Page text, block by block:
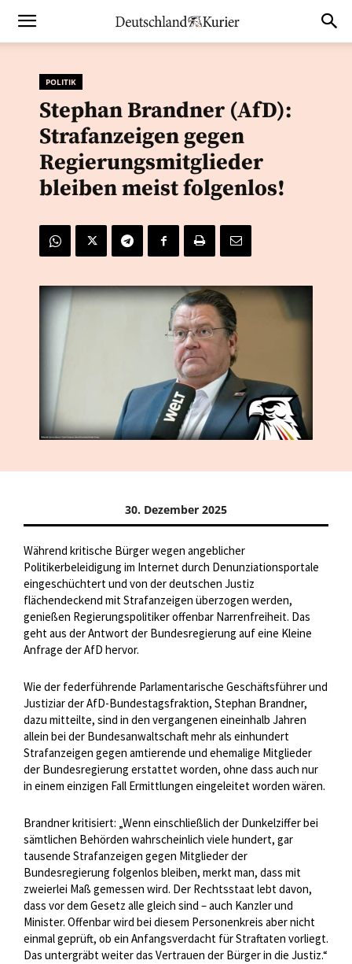
POLITIK
Stephan Brandner (AfD):
Strafanzeigen gegen
Regierungsmitglieder
bleiben meist folgenlos!
30. Dezember 2025
Während kritische Bürger wegen angeblicher
Politikerbeleidigung im Internet durch Denunziationsportale
eingeschüchtert und von der deutschen Justiz
flächendeckend mit Strafanzeigen überzogen werden,
genießen Regierungspolitiker offenbar Narrenfreiheit. Das
geht aus der Antwort der Bundesregierung auf eine Kleine
Anfrage der AfD hervor.
Wie der federführende Parlamentarische Geschäftsführer und
Justiziar der AfD-Bundestagsfraktion, Stephan Brandner,
dazu mitteilte, sind in den vergangenen eineinhalb Jahren
allein bei der Bundesanwaltschaft mehr als einhundert
Strafanzeigen gegen amtierende und ehemalige Mitglieder
der Bundesregierung erstattet worden, ohne dass auch nur
in einem einzigen Fall Ermittlungen eingeleitet worden wären.
Brandner kritisiert: „Wenn einschließlich der Dunkelziffer bei
sämtlichen Behörden wahrscheinlich viele hundert, gar
tausende Strafanzeigen gegen Mitglieder der
Bundesregierung folgenlos bleiben, merkt man, dass mit
zweierlei Maß gemessen wird. Der Rechtsstaat lebt davon,
dass vor dem Gesetz alle gleich sind – auch Kanzler und
Minister. Offenbar wird bei diesem Personenkreis aber nicht
einmal geprüft, ob ein Anfangsverdacht für Straftaten vorliegt.
Das untergräbt weiter das Vertrauen der Bürger in die Justiz.“